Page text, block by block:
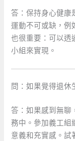
答：保持身心健康
運動不可或缺，例
也很重要：可以透
小組來實現。
問：如果覺得退休
答：如果感到無聊
務中。參加義工組
意義和充實感。試